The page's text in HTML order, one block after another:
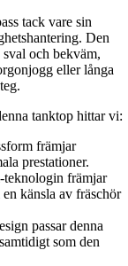
tack vare sin
Den
och bekväm,
eller långa
tanktop hittar vi:
främjar
prestationer.
teknologin främjar
känsla av fräschör
passar denna
som den